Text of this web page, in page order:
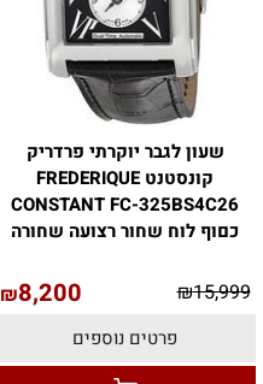
שעון לגבר יוקרתי פרדריק
קונסטנט FREDERIQUE
CONSTANT FC-325BS4C26
כםוף לוח שחור רצועה שחורה
₪15,999
₪8,200
פרטים נוספים